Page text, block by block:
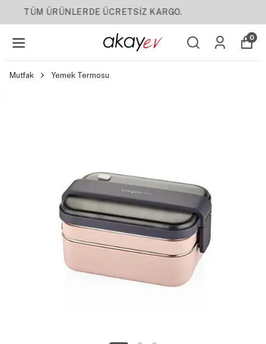
YENI SEZON ÜRÜNLER
0
Mutfak Yemek Termosu